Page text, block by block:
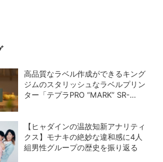
高品質なラベル作成ができるキング
ジムのスタリッシュなラベルプリン
ター「テプラPRO “MARK” SR-
【ヒャダインの温故知新アナリティ
クス】モナキの絶妙な違和感に4人
組男性グループの歴史を振り返る